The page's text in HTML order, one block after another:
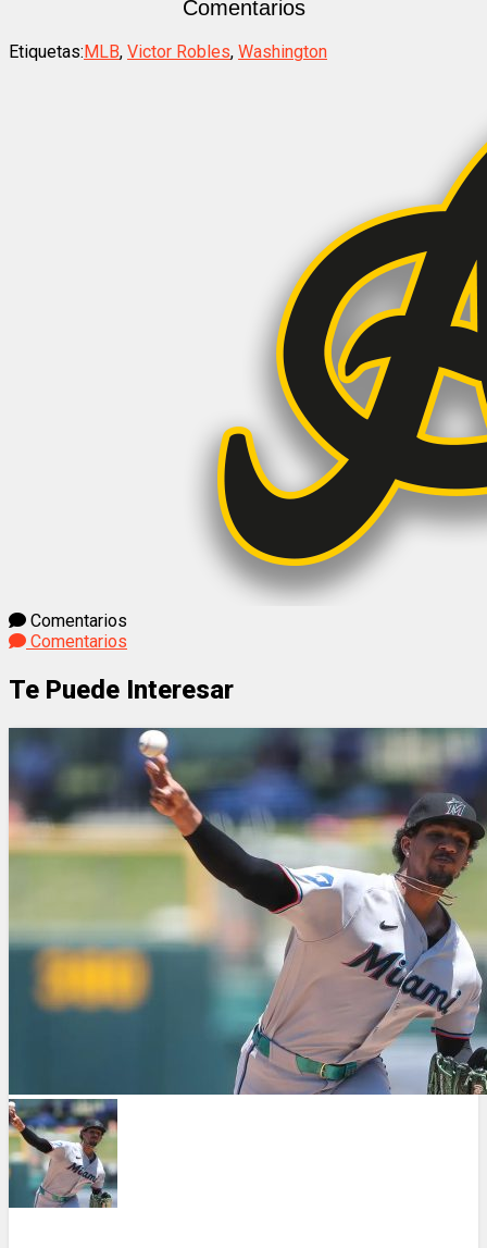
Comentarios
Etiquetas:MLB, Victor Robles, Washington
Comentarios
Comentarios
Te Puede Interesar